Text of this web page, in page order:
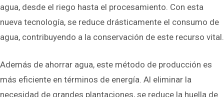
agua, desde el riego hasta el procesamiento. Con esta
nueva tecnología, se reduce drásticamente el consumo de
agua, contribuyendo a la conservación de este recurso vital.
Además de ahorrar agua, este método de producción es
más eficiente en términos de energía. Al eliminar la
necesidad de grandes plantaciones, se reduce la huella de